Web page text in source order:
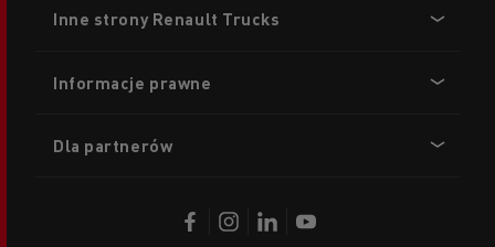
menu
Inne strony Renault Trucks
Informacje prawne
Dla partnerów